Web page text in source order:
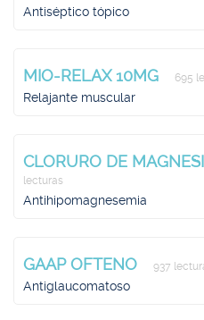
Antiséptico tópico
MIO-RELAX 10MG 695
Relajante muscular
CLORURO DE
lecturas
Antihipomagnesemia
GAAP OFTENO 937
Antiglaucomatoso